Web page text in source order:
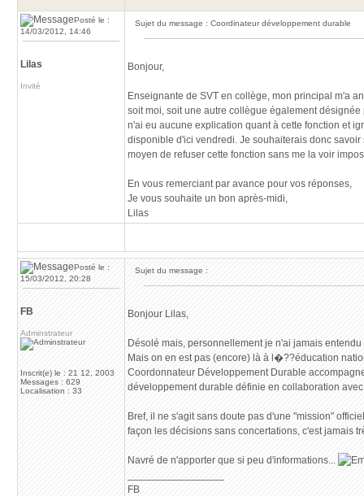
Posté le :
14/03/2012, 14:46
Lilas
Invité
Sujet du message : Coordinateur développement durable
Bonjour,
Enseignante de SVT en collège, mon principal m'a
soit moi, soit une autre collègue également
n'ai eu aucune explication quant à cette fonction et
disponible d'ici vendredi. Je souhaiterais donc
moyen de refuser cette fonction sans me la voir
En vous remerciant par avance pour vos réponses,
Je vous souhaite un bon après-midi,
Lilas
Posté le :
15/03/2012, 20:28
FB
Adminstrateur
Inscrit(e) le : 21 12, 2003
Messages : 629
Localisation : 33
Sujet du message :
Bonjour Lilas,
Désolé mais, personnellement je n'ai jamais
Mais on en est pas (encore) là à l�??éducation
Coordonnateur Développement Durable
développement durable définie en collaboration
Bref, il ne s'agit sans doute pas d'une "mission"
façon les décisions sans concertations, c'est jamais
Navré de n'apporter que si peu d'informations...
FB